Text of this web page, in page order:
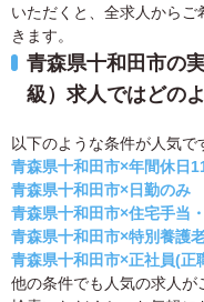
いただくと、全求人から
きます。
青森県十和田市の
級）求人ではどの
以下のような条件が人気で
青森県十和田市×年間休日
青森県十和田市×日勤のみ
青森県十和田市×住宅手当
青森県十和田市×特別養護
青森県十和田市×正社員(正
他の条件でも人気の求人が